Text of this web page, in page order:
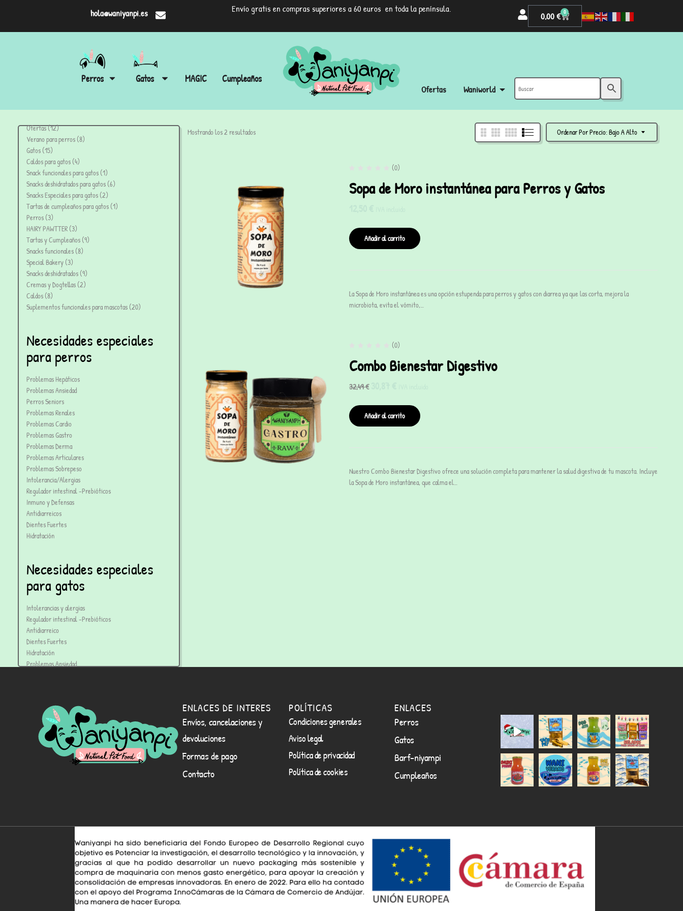
hola@waniyanpi.es Envío gratis en compras superiores a 60 euros en toda la península.
0,00€ 0
Perros Gatos MAGIC Cumpleaños
Ofertas Waniworld
Ofertas 12
Verano para perros 8
Gatos 15
Caldos para gatos 4
Snack funcionales para gatos 1
Snacks deshidratados para gatos 6
Snacks Especiales para gatos 2
Tartas de cumpleaños para gatos 1
Perros 3
HAIRY PAWTTER 3
Tartas y Cumpleaños 9
Snacks funcionales 8
Special Bakery 3
Snacks deshidratados 9
Cremas y Dogtellas 2
Caldos 8
Suplementos funcionales para mascotas 20
Necesidades especiales
para perros
Problemas Hepáticos
Problemas Ansiedad
Perros Seniors
Problemas Renales
Problemas Cardio
Problemas Gastro
Problemas Derma
Problemas Articulares
Problemas Sobrepeso
Intolerancia/Alergias
Regulador intestinal -Prebióticos
Inmuno y Defensas
Antidiarreicos
Dientes Fuertes
Hidratación
Necesidades especiales
para gatos
Intolerancias y alergias
Regulador intestinal -Prebióticos
Antidiarreico
Dientes Fuertes
Hidratación
Problemas Ansiedad
Ordenar Por Precio: Bajo A Alto
Mostrando los 2 resultados
(0)
Sopa de Moro instantánea para Perros y Gatos
Añadir al carrito
La Sopa de Moro instantánea es una opción estupenda para perros y gatos con diarrea ya que las corta, mejora la
microbiota, evita el vómito,…
(0)
Combo Bienestar Digestivo
32,49€
Añadir al carrito
Nuestro Combo Bienestar Digestivo ofrece una solución completa para mantener la salud digestiva de tu mascota. Incluye
la Sopa de Moro instantánea, que calma el…
ENLACES DE INTERES
Envíos, cancelaciones y
devoluciones
Formas de pago
Contacto
POLÍTICAS
Condiciones generales
Aviso legal
Política de privacidad
Política de cookies
ENLACES
Perros
Gatos
Barf-niyampi
Cumpleaños